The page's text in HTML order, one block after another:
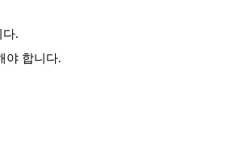
다.
야 합니다.